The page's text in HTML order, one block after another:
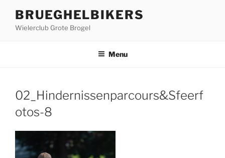
BRUEGHELBIKERS
Wielerclub Grote Brogel
Menu
02_Hindernissenparcours&Sfeerf
otos-8